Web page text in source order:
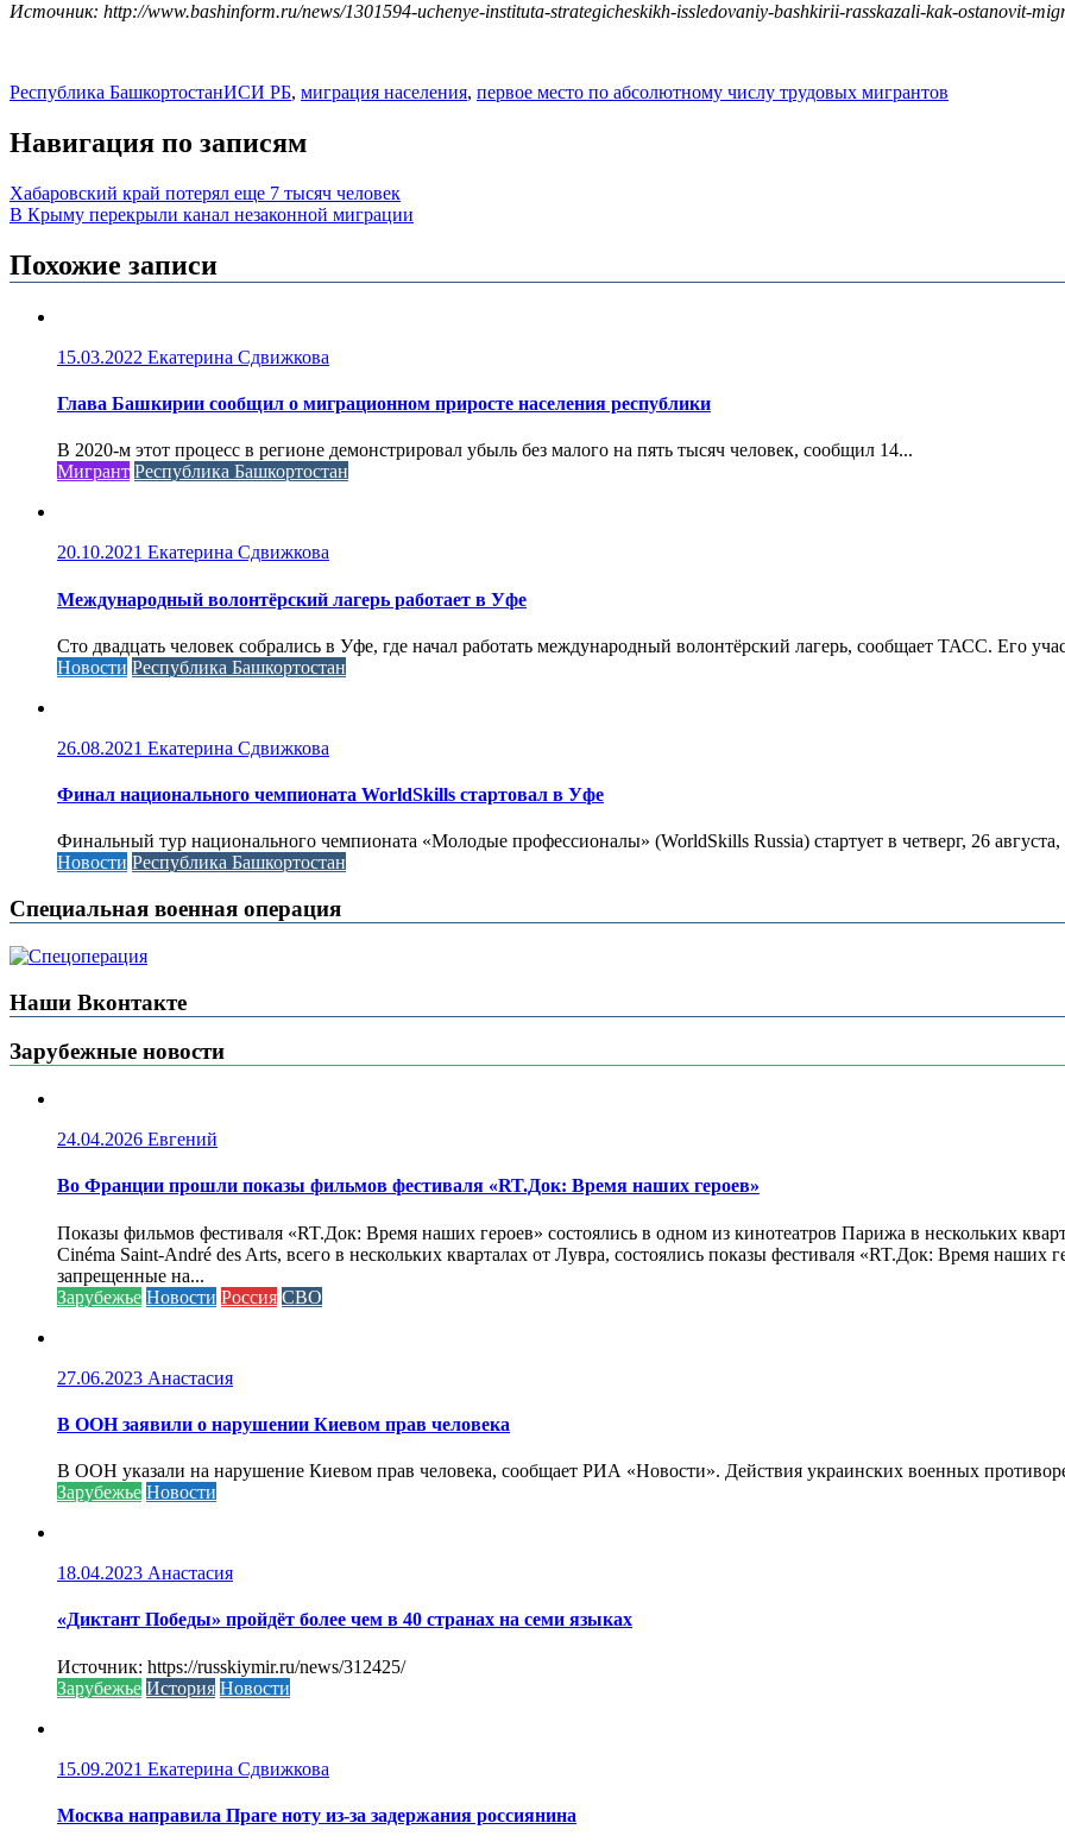
Источник: http://www.bashinform.ru/news/1301594-uchenye-instituta-strategicheskikh-issledovaniy-bashkirii-rasskazali-kak-ostanovit-
Республика БашкортостанИСИ РБ, миграция населения, первое место по абсолютному числу трудовых мигрантов
Навигация по записям
Хабаровский край потерял еще 7 тысяч человек
В Крыму перекрыли канал незаконной миграции
Похожие записи
15.03.2022 Екатерина Сдвижкова
Глава Башкирии сообщил о миграционном приросте населения республики
В 2020-м этот процесс в регионе демонстрировал убыль без малого на пять тысяч человек, сообщил 14...
Мигрант Республика Башкортостан
20.10.2021 Екатерина Сдвижкова
Международный волонтёрский лагерь работает в Уфе
Сто двадцать человек собрались в Уфе, где начал работать международный волонтёрский лагерь, сообщает ТАСС. Его
Новости Республика Башкортостан
26.08.2021 Екатерина Сдвижкова
Финал национального чемпионата WorldSkills стартовал в Уфе
Финальный тур национального чемпионата «Молодые профессионалы» (WorldSkills Russia) стартует в четверг, 26
Новости Республика Башкортостан
Специальная военная операция
Наши Вконтакте
Зарубежные новости
24.04.2026 Евгений
Во Франции прошли показы фильмов фестиваля «RT.Док: Время наших героев»
Показы фильмов фестиваля «RT.Док: Время наших героев» состоялись в одном из кинотеатров Парижа в нескольких
Cinéma Saint-André des Arts, всего в нескольких кварталах от Лувра, состоялись показы фестиваля «RT.Док: Время
запрещенные на...
Зарубежье Новости Россия СВО
27.06.2023 Анастасия
В ООН заявили о нарушении Киевом прав человека
В ООН указали на нарушение Киевом прав человека, сообщает РИА «Новости». Действия украинских военных
Зарубежье Новости
18.04.2023 Анастасия
«Диктант Победы» пройдёт более чем в 40 странах на семи языках
Источник: https://russkiymir.ru/news/312425/
Зарубежье История Новости
15.09.2021 Екатерина Сдвижкова
Москва направила Праге ноту из-за задержания россиянина